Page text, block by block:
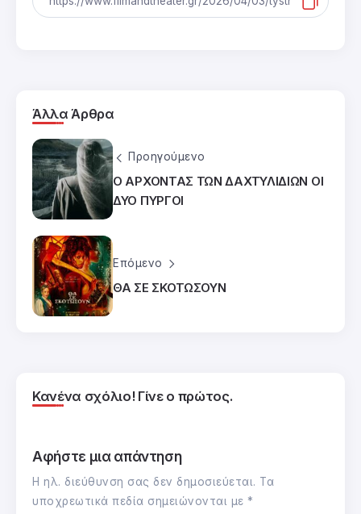
Άλλα Άρθρα
Προηγούμενο
Ο ΑΡΧΟΝΤΑΣ ΤΩΝ ΔΑΧΤΥΛΙΔΙΩΝ ΟΙ
ΔΥΟ ΠΥΡΓΟΙ
Επόμενο
ΘΑ ΣΕ ΣΚΟΤΩΣΟΥΝ
Κανένα σχόλιο! Γίνε ο πρώτος.
Αφήστε μια απάντηση
Η ηλ. διεύθυνση σας δεν δημοσιεύεται. Τα
υποχρεωτικά πεδία σημειώνονται με *